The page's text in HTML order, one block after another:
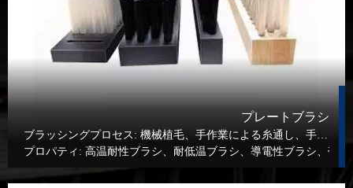
プレートブラシ
ブラッシングプロセス: 機械植毛、手作業による糸通し、手作業による接着
プロパティ: 高温耐性ブラシ、耐低温ブラシ、導電性ブラシ、帯